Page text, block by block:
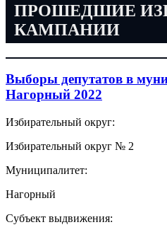
ПРОШЕДШИЕ
КАМПАНИИ
Выборы депутатов в
Нагорный 2022
Избирательный округ:
Избирательный округ № 2
Муниципалитет:
Нагорный
Субъект выдвижения: